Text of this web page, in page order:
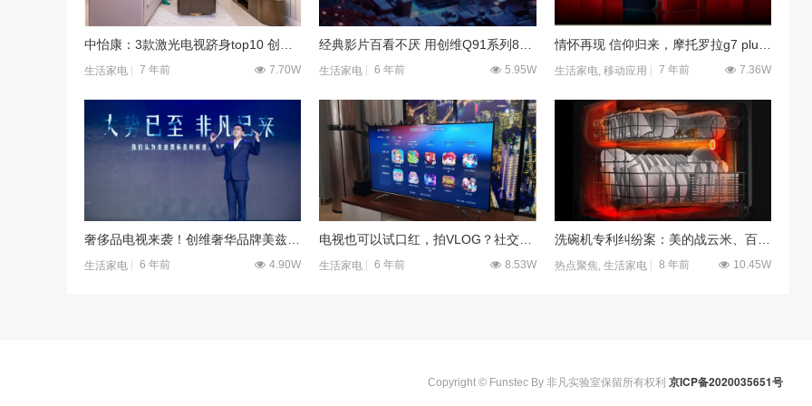
生活家电 7 年前 7.70W 生活家电 6 年前 5.95W 生活家电, 移动应用 7 年前 7.36W
奢侈品电视来袭！创维奢华品牌美兹黑标全球首发
生活家电 6 年前 4.90W
电视也可以试口红，拍VLOG？社交电视刷新你对电视的认知
生活家电 6 年前 8.53W
洗碗机专利纠纷案：美的战云米、百斯特局势渐朗
热点聚焦, 生活家电 8 年前 10.45W
Copyright © Funstec By 非凡实验室保留所有权利 京ICP备2020035651号